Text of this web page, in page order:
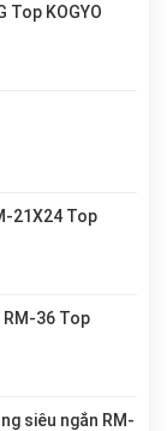
Top KOGYO
21X24 Top
36 Top
siêu ngắn RM-